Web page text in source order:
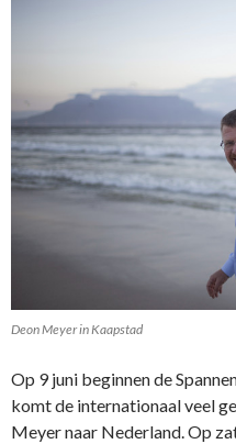
Deon Meyer in Kaapstad
Op 9 juni beginnen de
komt de internationaal veel
Meyer naar Nederland. Op